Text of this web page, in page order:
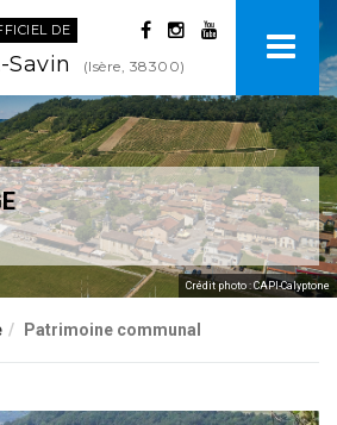
DE
Savin (Isère, 38300)
Crédit photo : CAPI-Calyptone
Patrimoine communal